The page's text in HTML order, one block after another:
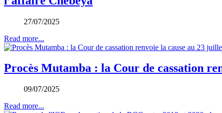
27/07/2025
Read more...
Procès Mutamba : la Cour de cassation
09/07/2025
Read more...